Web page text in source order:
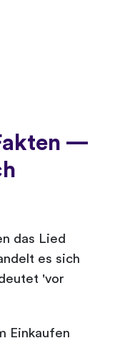
—
das Lied
es sich
'vor
Einkaufen